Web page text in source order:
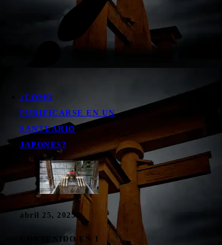
¿COMO
PURIFICARSE EN UN
SANTUARIO
JAPONES?
abril 25, 2025
CONTENIDO EN 1